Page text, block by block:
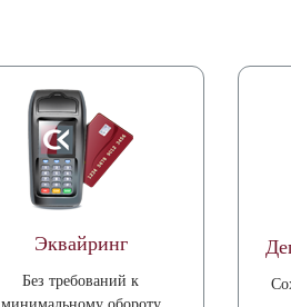
Эквайринг
Без требований к